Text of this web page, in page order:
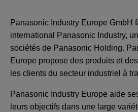
Panasonic Industry Europe GmbH
international Panasonic Industry,
sociétés de Panasonic Holding.
Europe propose des produits et
les clients du secteur industriel à
Panasonic Industry Europe aide
leurs objectifs dans une large